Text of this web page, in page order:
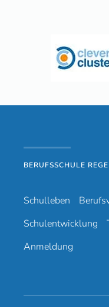
BERUFSSCHULE
Schulleben
Schulentwicklung
Anmeldung